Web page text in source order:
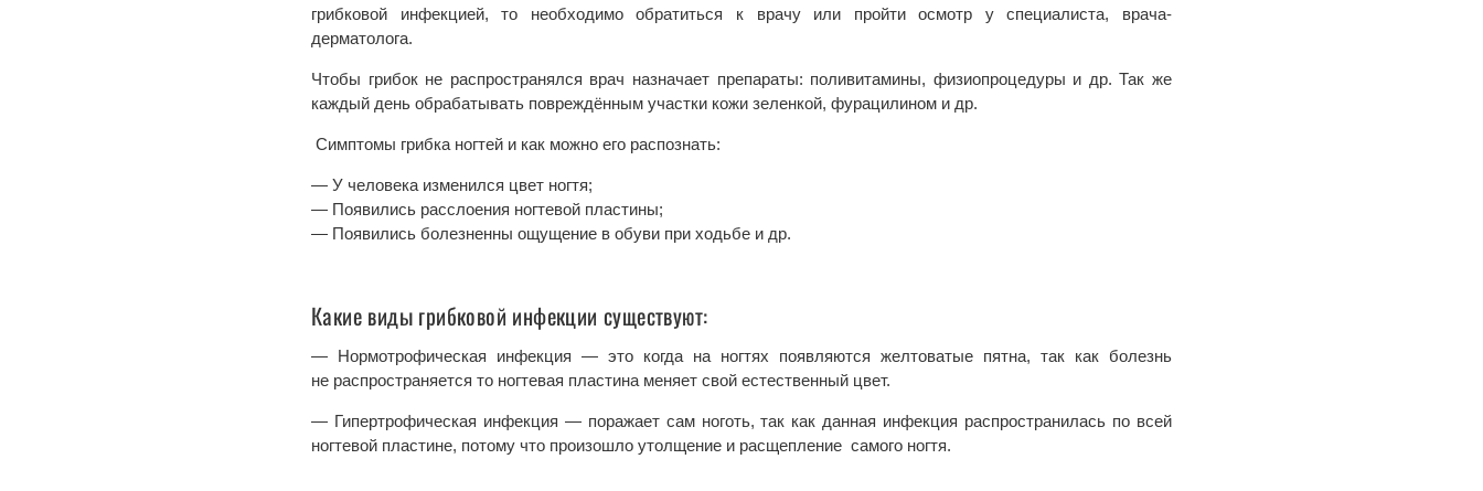
грибковой инфекцией, то необходимо обратиться к врачу или пройти осмотр у специалиста, врача-
дерматолога.
Чтобы грибок не распространялся врач назначает препараты: поливитамины, физиопроцедуры и др. Так же
каждый день обрабатывать повреждённым участки кожи зеленкой, фурацилином и др.
Симптомы грибка ногтей и как можно его распознать:
— У человека изменился цвет ногтя;
— Появились расслоения ногтевой пластины;
— Появились болезненны ощущение в обуви при ходьбе и др.
Какие виды грибковой инфекции существуют:
— Нормотрофическая инфекция — это когда на ногтях появляются желтоватые пятна, так как болезнь
не распространяется то ногтевая пластина меняет свой естественный цвет.
— Гипертрофическая инфекция — поражает сам ноготь, так как данная инфекция распространилась по всей
ногтевой пластине, потому что произошло утолщение и расщепление самого ногтя.